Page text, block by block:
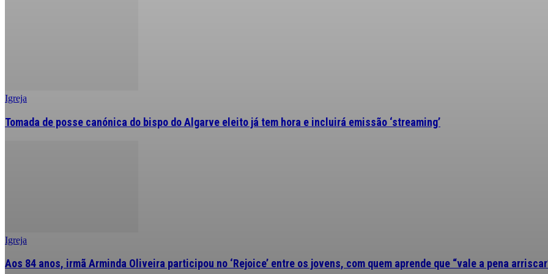
Igreja
Tomada de posse canónica do bispo do Algarve eleito já tem hora e incluirá emissão ‘streaming’
Igreja
Aos 84 anos, irmã Arminda Oliveira participou no ‘Rejoice’ entre os jovens, com quem aprende que “vale a pena